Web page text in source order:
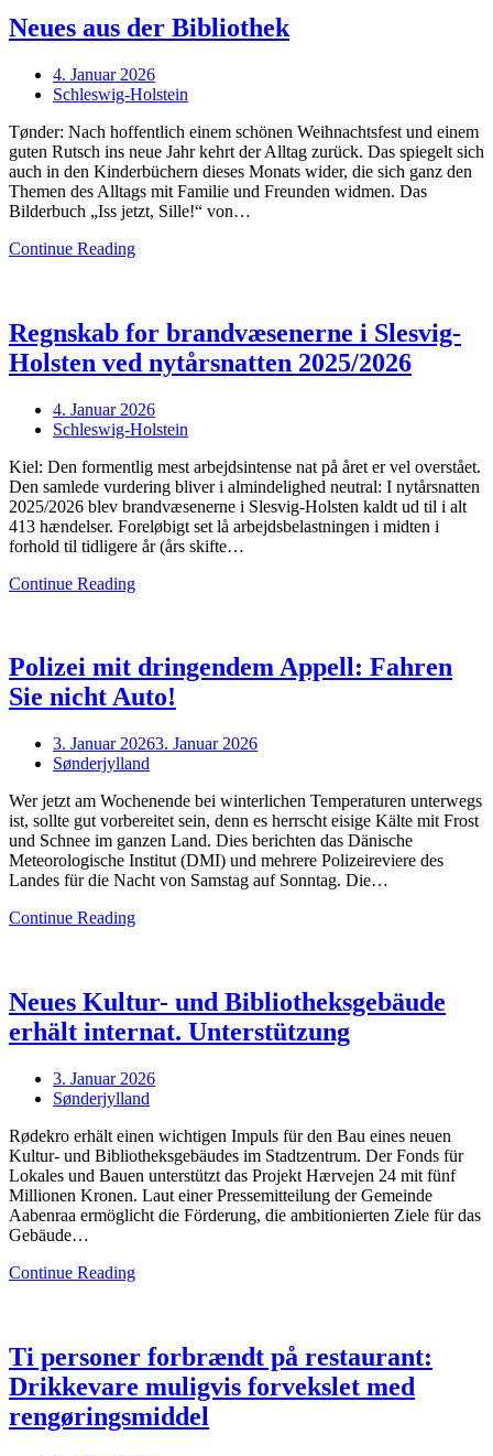
Neues aus der Bibliothek
Posted
on
4. Januar 2026
Schleswig-Holstein
Tønder: Nach hoffentlich einem schönen Weihnachtsfest und einem
guten Rutsch ins neue Jahr kehrt der Alltag zurück. Das spiegelt sich
auch in den Kinderbüchern dieses Monats wider, die sich ganz den
Themen des Alltags mit Familie und Freunden widmen. Das
Bilderbuch „Iss jetzt, Sille!“ von…
Continue Reading
Regnskab for brandvæsenerne i Slesvig-
Holsten ved nytårsnatten 2025/2026
Posted
on
4. Januar 2026
Schleswig-Holstein
Kiel: Den formentlig mest arbejdsintense nat på året er vel overstået.
Den samlede vurdering bliver i almindelighed neutral: I nytårsnatten
2025/2026 blev brandvæsenerne i Slesvig-Holsten kaldt ud til i alt
413 hændelser. Foreløbigt set lå arbejdsbelastningen i midten i
forhold til tidligere år (års skifte…
Continue Reading
Polizei mit dringendem Appell: Fahren
Sie nicht Auto!
Posted
on
3. Januar 20263. Januar 2026
Sønderjylland
Wer jetzt am Wochenende bei winterlichen Temperaturen unterwegs
ist, sollte gut vorbereitet sein, denn es herrscht eisige Kälte mit Frost
und Schnee im ganzen Land. Dies berichten das Dänische
Meteorologische Institut (DMI) und mehrere Polizeireviere des
Landes für die Nacht von Samstag auf Sonntag. Die…
Continue Reading
Neues Kultur- und Bibliotheksgebäude
erhält internat. Unterstützung
Posted
on
3. Januar 2026
Sønderjylland
Rødekro erhält einen wichtigen Impuls für den Bau eines neuen
Kultur- und Bibliotheksgebäudes im Stadtzentrum. Der Fonds für
Lokales und Bauen unterstützt das Projekt Hærvejen 24 mit fünf
Millionen Kronen. Laut einer Pressemitteilung der Gemeinde
Aabenraa ermöglicht die Förderung, die ambitionierten Ziele für das
Gebäude…
Continue Reading
Ti personer forbrændt på restaurant:
Drikkevare muligvis forvekslet med
rengøringsmiddel